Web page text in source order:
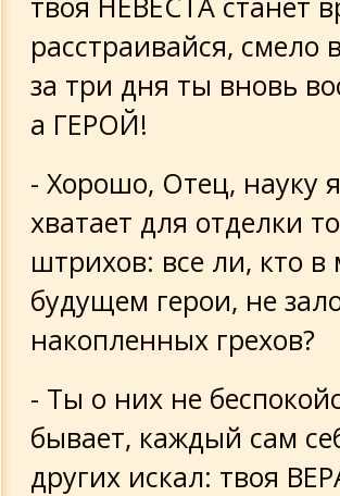
расстраивайся,
за три дня ты вновь
а ГЕРОЙ!
- Хорошо, Отец, науку
хватает для отделки
штрихов: все ли, кто в
будущем герои, не
накопленных грехов?
- Ты о них не
бывает, каждый сам
других искал: твоя